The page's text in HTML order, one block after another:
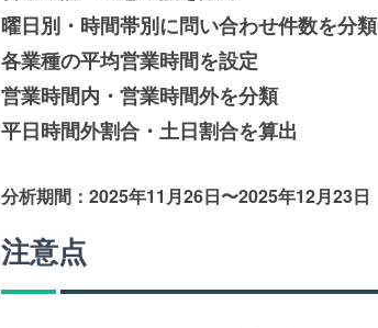
曜日別・時間帯別に問い合わせ件数を分類
各業種の平均営業時間を設定
営業時間内・営業時間外を分類
平日時間外割合・土日割合を算出
分析期間：2025年11月26日〜2025年12月23日
注意点